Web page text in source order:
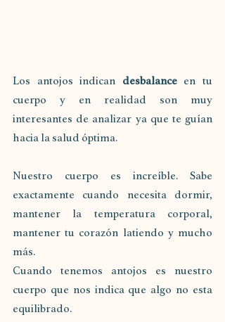
Los antojos indican desbalance en tu
cuerpo y en realidad son muy
interesantes de analizar ya que te guían
hacia la salud óptima.
Nuestro cuerpo es increíble. Sabe
exactamente cuando necesita dormir,
mantener la temperatura corporal,
mantener tu corazón latiendo y mucho
más.
Cuando tenemos antojos es nuestro
cuerpo que nos indica que algo no esta
equilibrado.